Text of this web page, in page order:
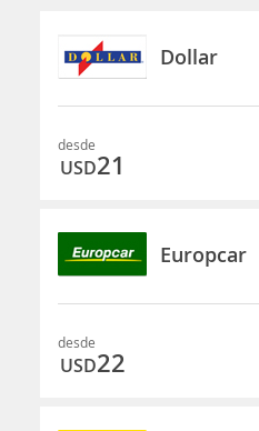
Dollar
desde
USD21
Europcar
desde
USD22